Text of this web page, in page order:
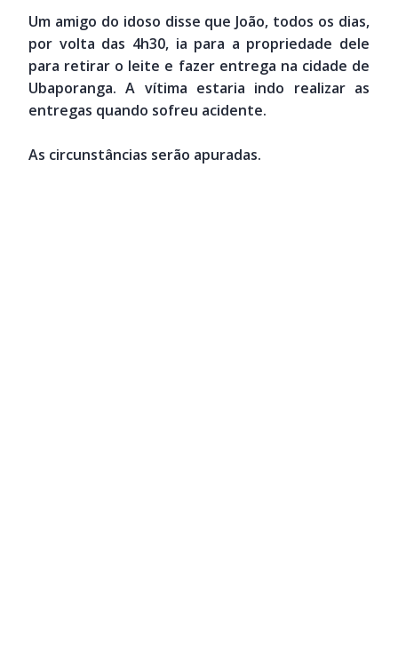
Um amigo do idoso disse que João, todos os dias,
por volta das 4h30, ia para a propriedade dele
para retirar o leite e fazer entrega na cidade de
Ubaporanga. A vítima estaria indo realizar as
entregas quando sofreu acidente.
As circunstâncias serão apuradas.